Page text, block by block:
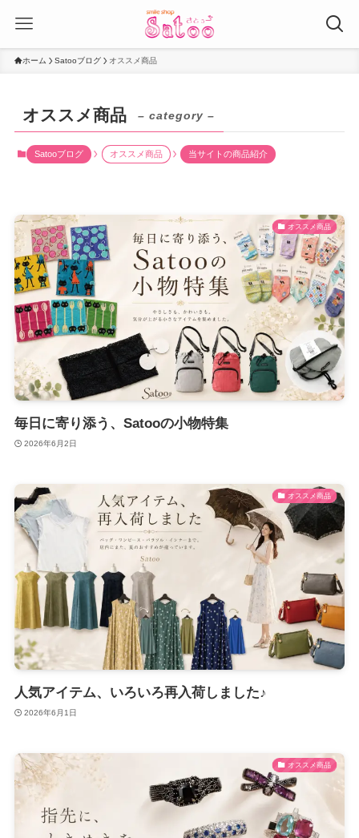
ホーム Satooブログ オススメ商品
オススメ商品 – category –
Satooブログ オススメ商品 当サイトの商品紹介
オススメ商品
毎日に寄り添う、Satooの小物特集
2026年6月2日
オススメ商品
人気アイテム、いろいろ再入荷しました♪
2026年6月1日
オススメ商品